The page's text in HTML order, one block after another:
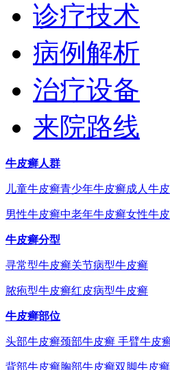
诊疗技术
病例解析
治疗设备
来院路线
牛皮癣人群
儿童牛皮癣青少年牛皮癣成人牛
男性牛皮癣中老年牛皮癣女性牛
牛皮癣分型
寻常型牛皮癣关节病型牛皮癣
脓疱型牛皮癣红皮病型牛皮癣
牛皮癣部位
头部牛皮癣颈部牛皮癣 手臂牛皮
背部牛皮癣胸部牛皮癣双脚牛皮癣